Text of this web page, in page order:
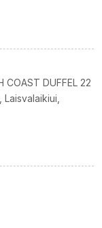
COAST DUFFEL 22
Laisvalaikiui